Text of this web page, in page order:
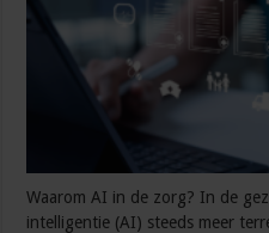
Waarom AI in de zorg? In de
intelligentie (AI) steeds meer